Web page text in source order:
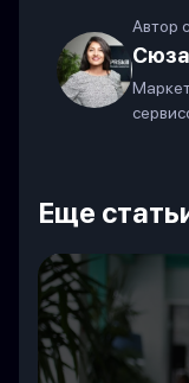
Автор
Еще